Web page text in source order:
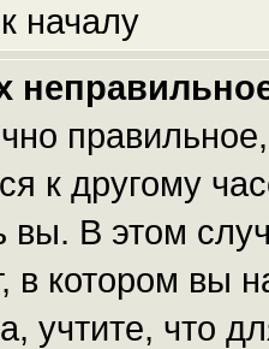
началу
к другому
вы. В этом
в котором вы
учтите, что